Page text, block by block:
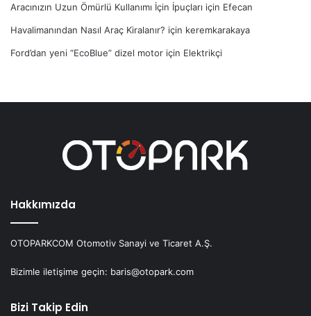
Aracınızın Uzun Ömürlü Kullanımı İçin İpuçları için Efecan
Havalimanından Nasıl Araç Kiralanır? için keremkarakaya
Ford’dan yeni “EcoBlue” dizel motor için Elektrikçi
Hakkımızda
OTOPARKCOM Otomotiv Sanayi ve Ticaret A.Ş.
Bizimle iletişime geçin: baris@otopark.com
Bizi Takip Edin